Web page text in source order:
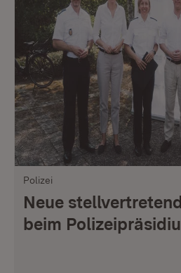
Polizei
Neue
beim